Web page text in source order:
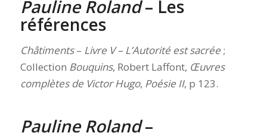
Pauline Roland– Les
références
Châtiments– Livre V – L’Autorité est sacrée;
Collection Bouquins, Robert Laffont, Œuvres
complètes de Victor Hugo, Poésie II, p 123.
Pauline Roland–